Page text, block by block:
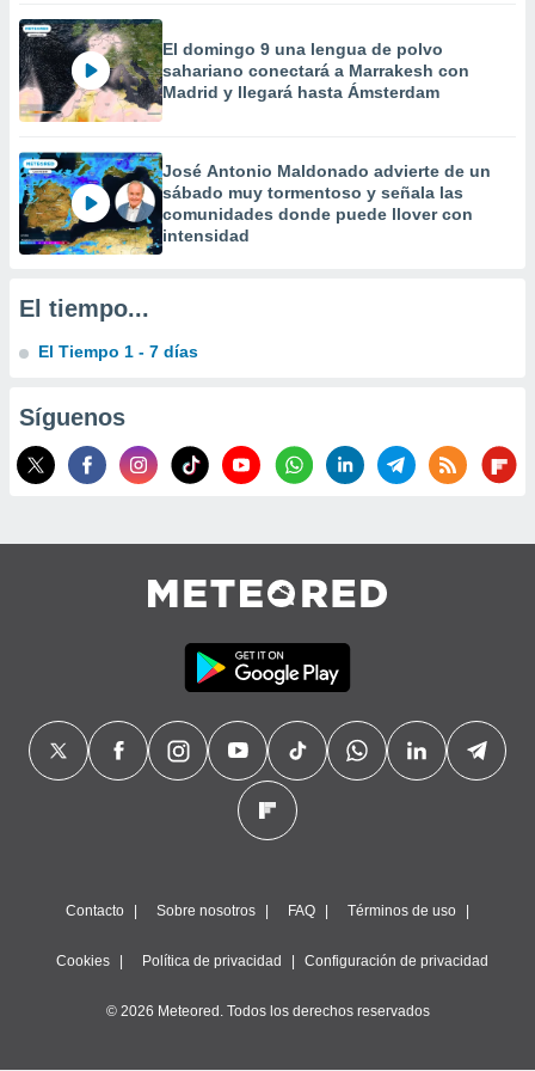
crear un
uso de
contenido
medir el
de la
el
del
o a través
de
uso de
con el
de
El domingo 9 una lengua de polvo
sahariano conectará a Marrakesh con
Madrid y llegará hasta Ámsterdam
José Antonio Maldonado advierte de un
sábado muy tormentoso y señala las
comunidades donde puede llover con
intensidad
El tiempo...
El Tiempo 1 - 7 días
Síguenos
Contacto Sobre nosotros FAQ Términos de uso
Cookies Política de privacidad Configuración de privacidad
© 2026 Meteored. Todos los derechos reservados